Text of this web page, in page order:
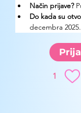
Način prijave?
Do kada su
decembra 2025.
1